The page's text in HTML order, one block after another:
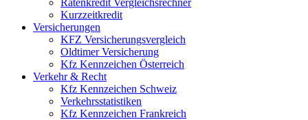
Ratenkredit Vergleichsrechner
Kurzzeitkredit
Versicherungen
KFZ Versicherungsvergleich
Oldtimer Versicherung
Kfz Kennzeichen Österreich
Verkehr & Recht
Kfz Kennzeichen Schweiz
Verkehrsstatistiken
Kfz Kennzeichen Frankreich